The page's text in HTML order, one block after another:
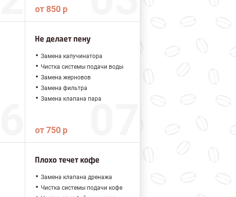
от 850 р
Не делает пену
Замена капучинатора
Чистка системы подачи воды
Замена жерновов
Замена фильтра
Замена клапана пара
от 750 р
Плохо течет кофе
Замена клапана дренажа
Чистка системы подачи кофе